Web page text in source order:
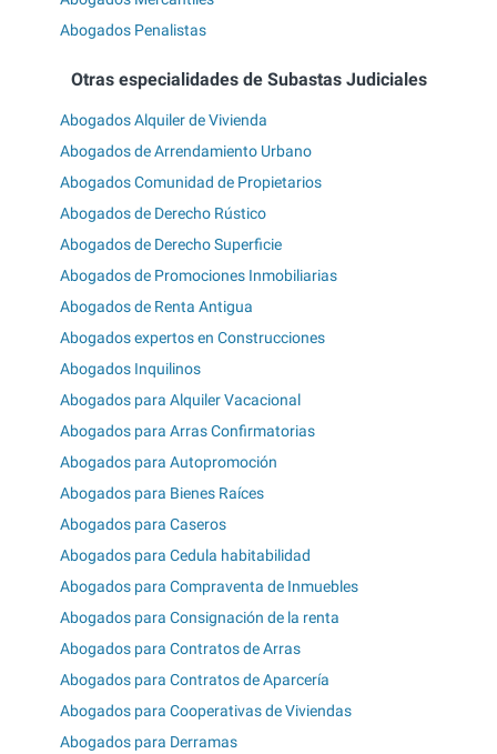
Abogados Penalistas
Otras especialidades de Subastas Judiciales
Abogados Alquiler de Vivienda
Abogados de Arrendamiento Urbano
Abogados Comunidad de Propietarios
Abogados de Derecho Rústico
Abogados de Derecho Superficie
Abogados de Promociones Inmobiliarias
Abogados de Renta Antigua
Abogados expertos en Construcciones
Abogados Inquilinos
Abogados para Alquiler Vacacional
Abogados para Arras Confirmatorias
Abogados para Autopromoción
Abogados para Bienes Raíces
Abogados para Caseros
Abogados para Cedula habitabilidad
Abogados para Compraventa de Inmuebles
Abogados para Consignación de la renta
Abogados para Contratos de Arras
Abogados para Contratos de Aparcería
Abogados para Cooperativas de Viviendas
Abogados para Derramas